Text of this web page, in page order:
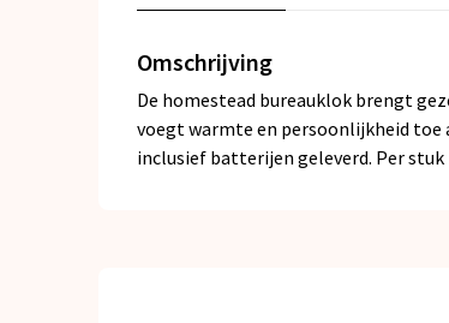
Omschrijving
De homestead bureauklok brengt
voegt warmte en persoonlijkheid toe
inclusief batterijen geleverd. Per stuk